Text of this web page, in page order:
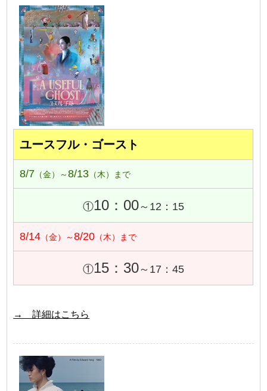
ユースフル・ゴースト
8/7 （金）～8/13 （木）まで
①10：00～12：15
8/14 （金）～8/20 （木）まで
①15：30～17：45
→ 詳細はこちら